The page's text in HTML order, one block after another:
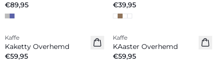
€89,95
€39,95
Nieuw
Kaffe
Kaketty Overhemd
€59,95
Nieuw
Kaffe
KAaster Overhemd
€59,95